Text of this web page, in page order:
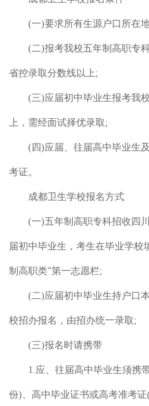
(一)要求所有生源户口所在
(二)报考我校五年制高职专
省控录取分数线以上;
(三)应届初中毕业生报考我
上，需经面试择优录取;
(四)应届、往届高中毕业生
考证。
成都卫生学校报名方式
(一)五年制高职专科招收四
届初中毕业生，考生在毕业学校
制高职类”第一志愿栏;
(二)应届初中毕业生持户口
校招办报名，由招办统一录取;
(三)报名时请携带
1.应、往届高中毕业生须携
份)、高中毕业证书或高考准考